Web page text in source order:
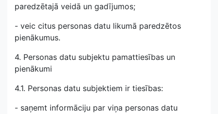
paredzētajā veidā un gadījumos;
- veic citus personas datu likumā paredzētos
pienākumus.
4. Personas datu subjektu pamattiesības un
pienākumi
4.1. Personas datu subjektiem ir tiesības:
- saņemt informāciju par viņa personas datu